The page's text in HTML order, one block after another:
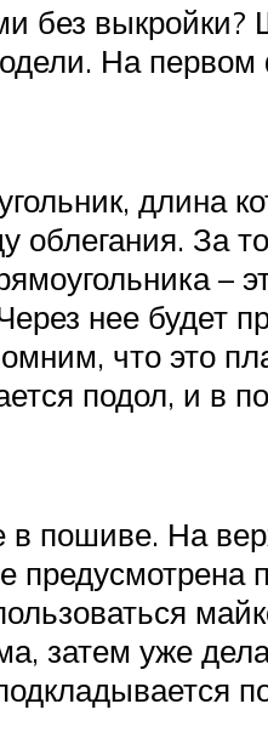
без
На первом
длина
облегания. За
–
нее будет
что это
подол, и
в пошиве. На
затем уже